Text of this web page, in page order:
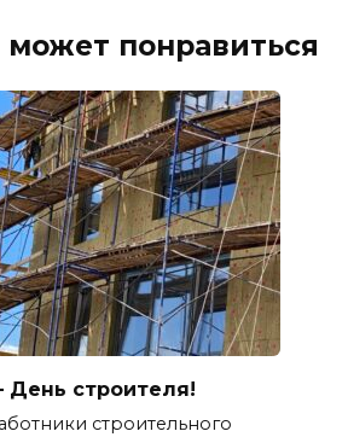
понравиться
День строителя!
строительного